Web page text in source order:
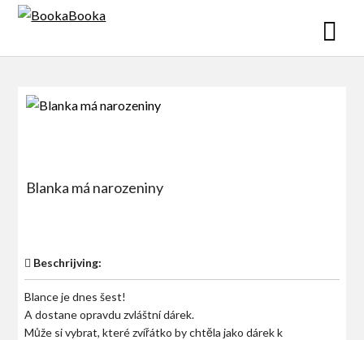
Skip
Blanka má narozeniny
Beschrijving:
Blance je dnes šest!
A dostane opravdu zvláštní dárek.
Může si vybrat, které zvířátko by chtĕla jako dárek k